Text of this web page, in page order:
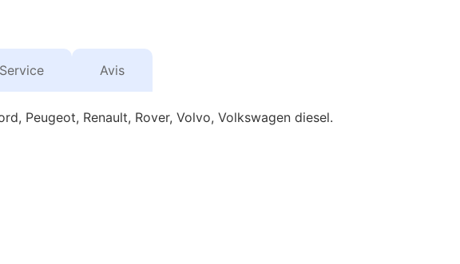
Service Avis
Peugeot, Renault, Rover, Volvo, Volkswagen diesel.